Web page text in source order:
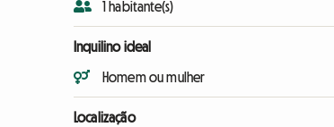
1 habitante(s)
Inquilino ideal
Homem ou mulher
Localização